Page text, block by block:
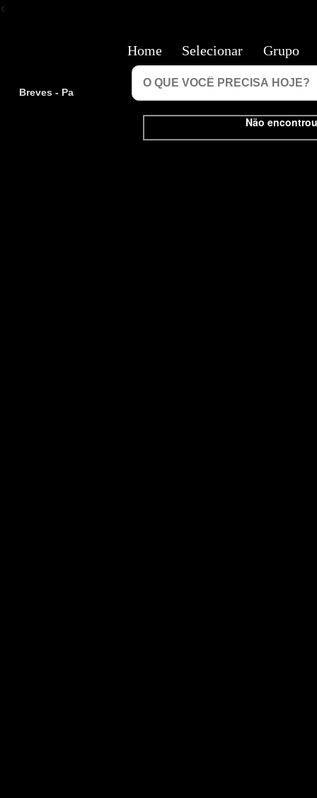
<
Breves - Pa
Não
Home Selecionar Grupo